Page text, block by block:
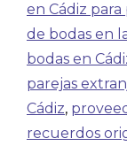
en Cádiz
de bodas en
bodas en
parejas
Cádiz,
recuerdos